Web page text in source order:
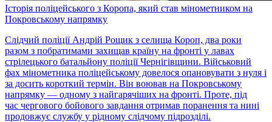
Історія поліцейського з Коропа, який став мінометником на
Покровському напрямку
Слідчий поліції Андрій Рощик з селища Короп, два роки
разом з побратимами захищав країну на фронті у лавах
стрілецького батальйону поліції Чернігівщини. Військовий
фах мінометника поліцейському довелося опановувати з нуля і
за досить короткий термін. Він воював на Покровському
напрямку — одному з найгарячіших на фронті. Проте, під
час чергового бойового завдання отримав поранення та нині
продовжує службу у рідному слідчому підрозділі.